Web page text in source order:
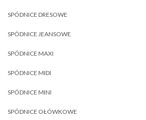
SPÓDNICE DRESOWE
SPÓDNICE JEANSOWE
SPÓDNICE MAXI
SPÓDNICE MIDI
SPÓDNICE MINI
SPÓDNICE OŁÓWKOWE